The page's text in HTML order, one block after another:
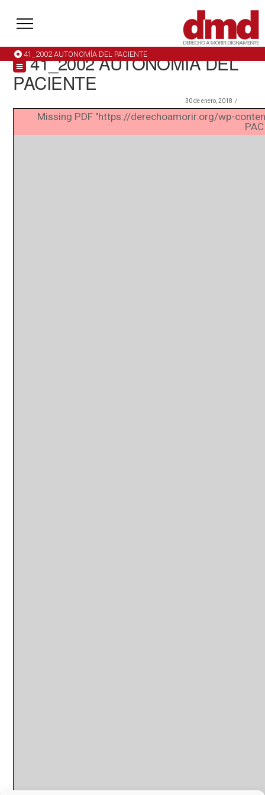
41_2002 AUTONOMÍA DEL PACIENTE
41_2002 AUTONOMÍA DEL
PACIENTE
30 de enero, 2018
Missing PDF "https://derechoamorir.org/wp-